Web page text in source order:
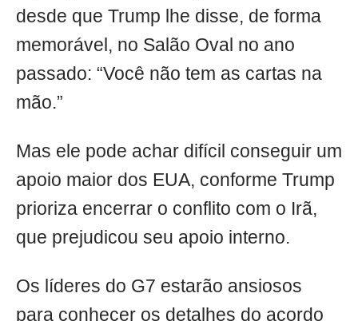
desde que Trump lhe disse, de forma
memorável, no Salão Oval no ano
passado: “Você não tem as cartas na
mão.”
Mas ele pode achar difícil conseguir um
apoio maior dos EUA, conforme Trump
prioriza encerrar o conflito com o Irã,
que prejudicou seu apoio interno.
Os líderes do G7 estarão ansiosos
para conhecer os detalhes do acordo